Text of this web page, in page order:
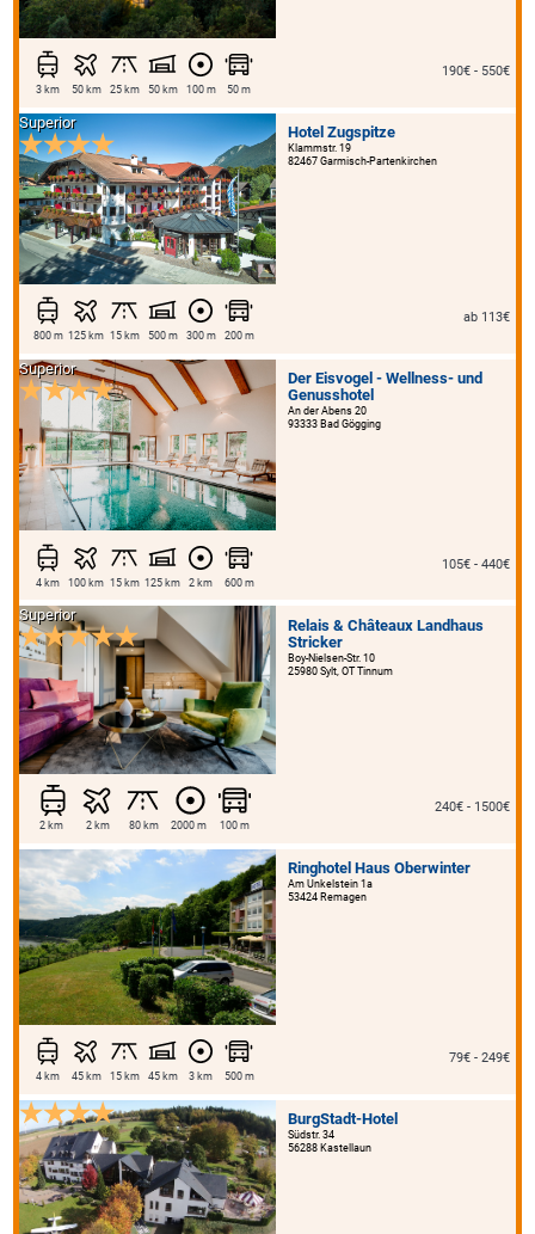
3 km 50 km 25 km 50 km 100 m 50 m
190€ - 550€
Hotel Zugspitze
Klammstr. 19
82467 Garmisch-Partenkirchen
Superior
800 m 125 km 15 km 500 m 300 m 200 m
ab 113€
Der Eisvogel - Wellness- und
Genusshotel
An der Abens 20
93333 Bad Gögging
Superior
4 km 100 km 15 km 125 km 2 km 600 m
105€ - 440€
Relais & Châteaux Landhaus
Stricker
Boy-Nielsen-Str. 10
25980 Sylt, OT Tinnum
Superior
2 km 2 km 80 km 2000 m 100 m
240€ - 1500€
Ringhotel Haus Oberwinter
Am Unkelstein 1a
53424 Remagen
4 km 45 km 15 km 45 km 3 km 500 m
79€ - 249€
BurgStadt-Hotel
Südstr. 34
56288 Kastellaun